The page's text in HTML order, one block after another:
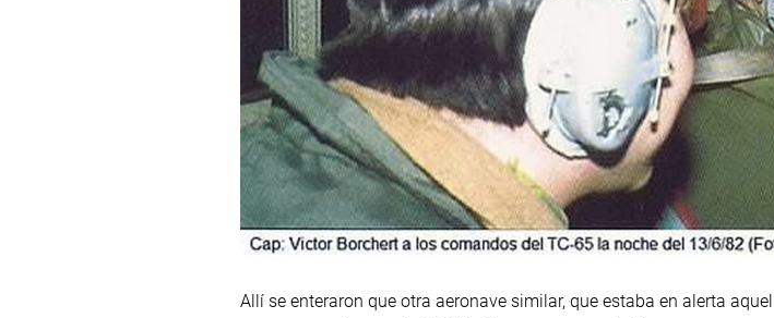
Allí se enteraron que otra aeronave similar, que estaba en alerta